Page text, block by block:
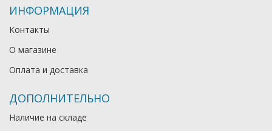
ИНФОРМАЦИЯ
Контакты
О магазине
Оплата и доставка
ДОПОЛНИТЕЛЬНО
Наличие на складе